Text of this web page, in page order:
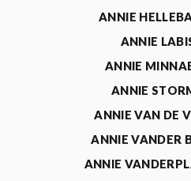
ANNIE
ANNIE
ANNIE
ANNIE
ANNIE VAN DE
ANNIE VANDER
ANNIE